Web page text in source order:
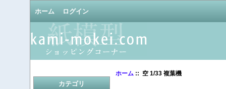
ホーム ログイン
カテゴリ
ホーム:: 空 1/33 複葉機